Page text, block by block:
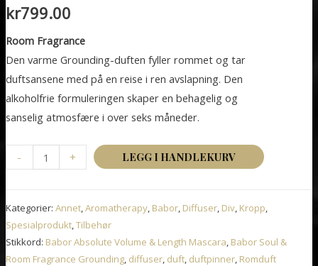
kr799.00
Room Fragrance
Den varme Grounding-duften fyller rommet og tar
duftsansene med på en reise i ren avslapning. Den
alkoholfrie formuleringen skaper en behagelig og
sanselig atmosfære i over seks måneder.
-
Soul
Room
Fragrance
Grounding
+ LEGG I HANDLEKURV
Kategorier: Annet,Aromatherapy, Babor, Diffuser, Div, Kropp,
Spesialprodukt,Tilbehør
Stikkord: Babor Absolute Volume & Length Mascara, Babor Soul &
Room Fragrance Grounding, diffuser, duft, duftpinner, Romduft